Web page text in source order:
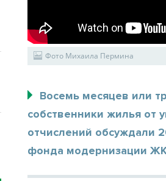
Фото Михаила Пермина
Восемь месяцев или
собственники жилья от
отчислений обсуждали
фонда модернизации